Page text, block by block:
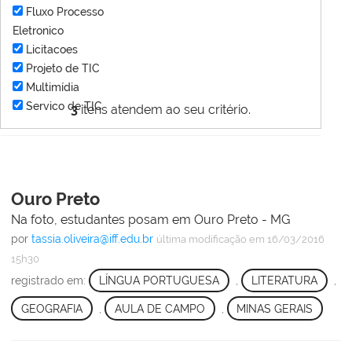
3itens atendem ao seu critério.
Fluxo Processo
Eletronico
Licitacoes
Projeto de TIC
Multimídia
Servico de TIC
Ouro Preto
Na foto, estudantes posam em Ouro Preto - MG
por tassia.oliveira@iff.edu.br última modificação em 16/03/2016
15h30
registrado em: LÍNGUA PORTUGUESA LITERATURA
GEOGRAFIA AULA DE CAMPO MINAS GERAIS